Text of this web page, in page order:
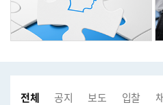
전체 공지사항보도자료입찰공고